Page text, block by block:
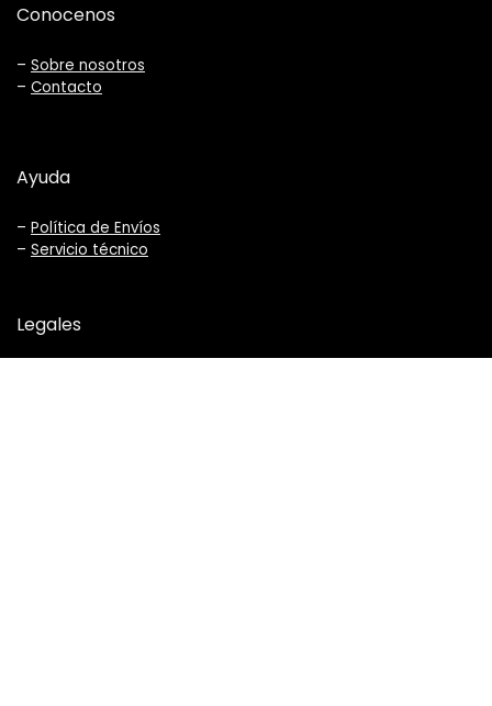
Conocenos
– Sobre nosotros
– Contacto
Ayuda
– Política de Envíos
– Servicio técnico
Legales